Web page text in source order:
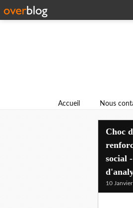
Accueil Nous
Choc
social
10